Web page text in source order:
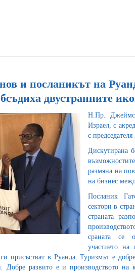
и посланикът на
двустранните
Н.Пр. Джеймс
Израел, с
с
Дискутирана
размяна на
на бизнес
Посланик
сектори в
страната
сраната се
участието на
присъстват в Руанда. Туризмът е
Добре развито е и производството на